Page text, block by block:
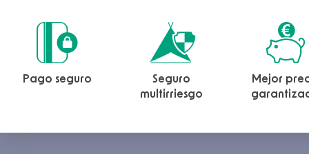
Pago seguro
Seguro
multirriesgo
Mejor